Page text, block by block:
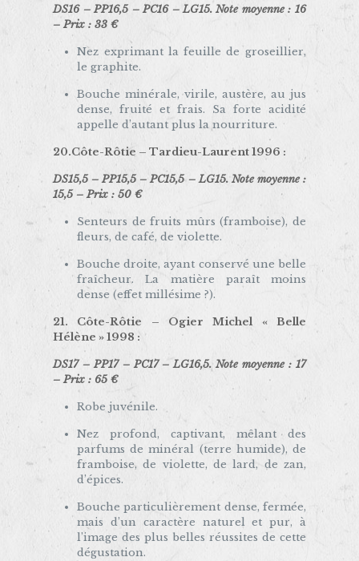
DS16 – PP16,5 – PC16 – LG15. Note moyenne : 16
– Prix : 33 €
Nez exprimant la feuille de groseillier,
le graphite.
Bouche minérale, virile, austère, au jus
dense, fruité et frais. Sa forte acidité
appelle d’autant plus la nourriture.
20.Côte-Rôtie –Tardieu-Laurent 1996 :
DS15,5 – PP15,5 – PC15,5 – LG15. Note moyenne :
15,5 – Prix : 50 €
Senteurs de fruits mûrs (framboise), de
fleurs, de café, de violette.
Bouche droite, ayant conservé une belle
fraîcheur. La matière paraît moins
dense (effet millésime ?).
21. Côte-Rôtie – Ogier Michel « Belle
Hélène » 1998 :
DS17 – PP17 – PC17 – LG16,5. Note moyenne : 17
– Prix : 65 €
Robe juvénile.
Nez profond, captivant, mêlant des
parfums de minéral (terre humide), de
framboise, de violette, de lard, de zan,
d’épices.
Bouche particulièrement dense, fermée,
mais d’un caractère naturel et pur, à
l’image des plus belles réussites de cette
dégustation.